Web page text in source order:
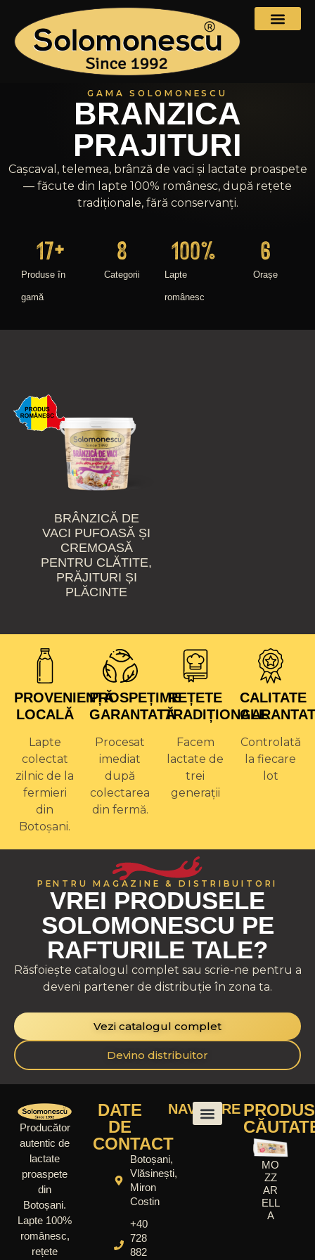
GAMA SOLOMONESCU
BRANZICA
PRAJITURI
Cașcaval, telemea, brânză de vaci și lactate proaspete
— făcute din lapte 100% românesc, după rețete
tradiționale, fără conservanți.
Produse în
gamă
17+
Categorii
8
Lapte
românesc
100%
Orașe
6
BRÂNZICĂ DE
VACI PUFOASĂ ȘI
CREMOASĂ
PENTRU CLĂTITE,
PRĂJITURI ȘI
PLĂCINTE
PROVENIENȚĂ
LOCALĂ
Lapte
colectat
zilnic de la
fermieri
din
Botoșani.
PROSPEȚIME
GARANTATĂ
Procesat
imediat
după
colectarea
din fermă.
REȚETE
TRADIȚIONALE
Facem
lactate de
trei
generații
CALITATE
Controlată
la fiecare
lot
PENTRU MAGAZINE & DISTRIBUITORI
VREI PRODUSELE
SOLOMONESCU PE
RAFTURILE TALE?
Răsfoiește catalogul complet sau scrie-ne pentru a
deveni partener de distribuție în zona ta.
Vezi catalogul complet
Devino distribuitor
Producător
autentic de
lactate
proaspete
din
Botoșani.
Lapte 100%
românesc,
rețete
DATE
DE
CONTACT
Botoșani,
Vlăsinești,
Miron
Costin
+40
728
882
NAVIGARE
MO
ZZ
AR
ELL
A